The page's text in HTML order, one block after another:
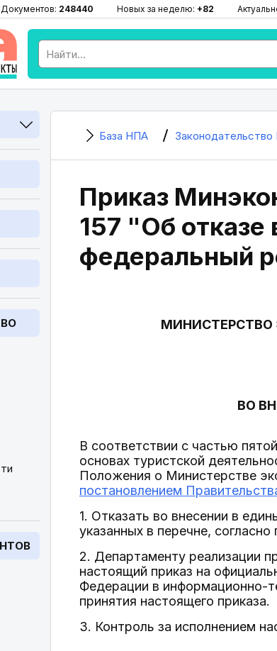
Документов: 248440 Новых за неделю: +82
База НПА
Приказ
157 "Об отказе
федеральный
МИНИСТЕРСТВО
ВО
В соответствии с частью пятой
основах туристской
Положения о Министерстве
постановлением
1. Отказать во внесении в
указанных в перечне,
2. Департаменту реализации
настоящий приказ на
Федерации в информационно-
принятия настоящего приказа.
3. Контроль за исполнением